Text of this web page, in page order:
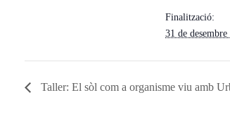
Finalització:
31 de
Taller: El sòl com a organisme viu amb